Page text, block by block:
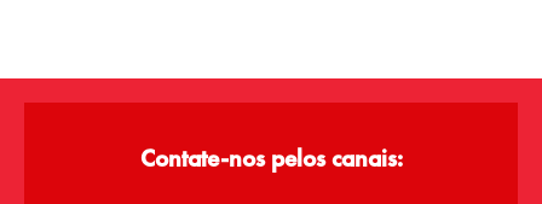
Contate-nos pelos canais: